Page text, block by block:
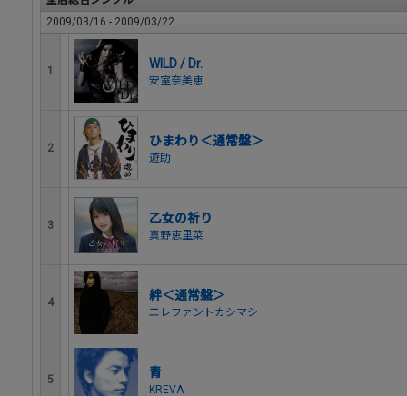
2009/03/16 - 2009/03/22
1 WILD / Dr.
安室奈美恵
2 ひまわり＜通常盤＞
遊助
3 乙女の祈り
真野恵里菜
4 絆＜通常盤＞
エレファントカシマシ
5 青
KREVA